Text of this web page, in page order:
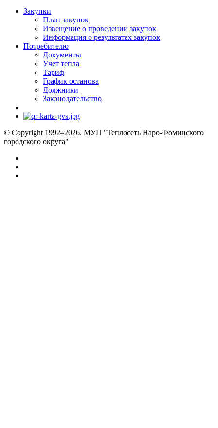
Закупки
План закупок
Извещение о проведении закупок
Информация о результатах закупок
Потребителю
Документы
Учет тепла
Тариф
График останова
Должники
Законодательство
© Copyright 1992–2026. МУП "Теплосеть Наро-Фоминского
городского округа"